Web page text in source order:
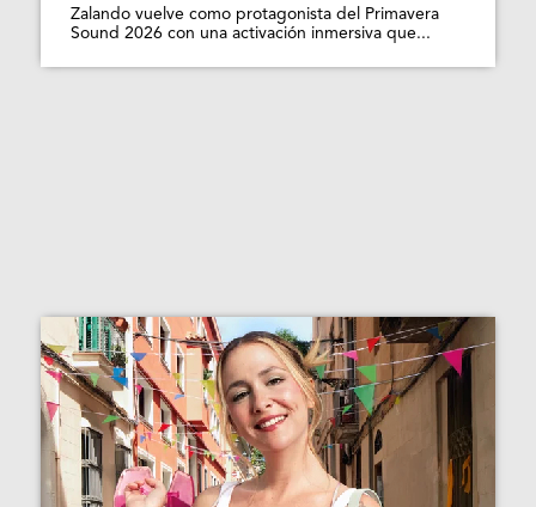
Zalando vuelve como protagonista del Primavera
Sound 2026 con una activación inmersiva que...